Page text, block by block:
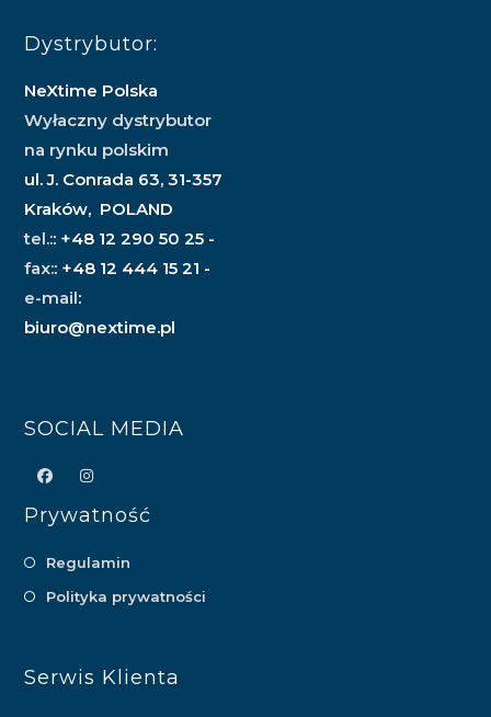
Dystrybutor:
NeXtime Polska
Wyłaczny dystrybutor
na rynku polskim
ul. J. Conrada 63, 31-357
Kraków, POLAND
tel.:: +48 12 290 50 25 -
fax:: +48 12 444 15 21 -
e-mail:
biuro@nextime.pl
SOCIAL MEDIA
Prywatność
Regulamin
Polityka prywatności
Serwis Klienta